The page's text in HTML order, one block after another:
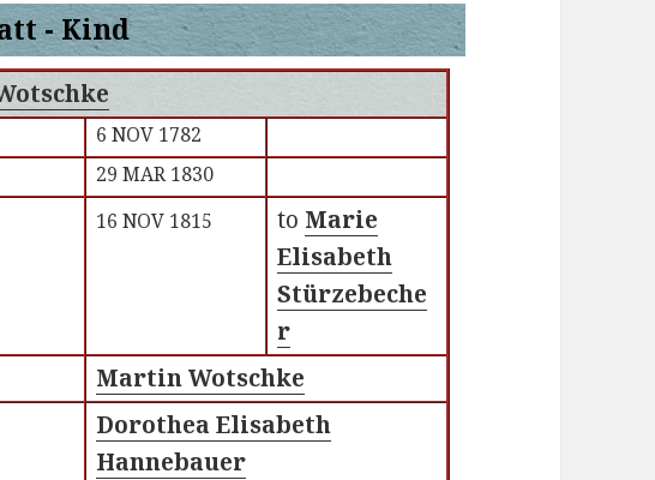
- Kind
6 NOV 1782
29 MAR 1830
16 NOV 1815 to Marie
Elisabeth
Stürzebeche
r
Martin Wotschke
Dorothea Elisabeth
Hannebauer